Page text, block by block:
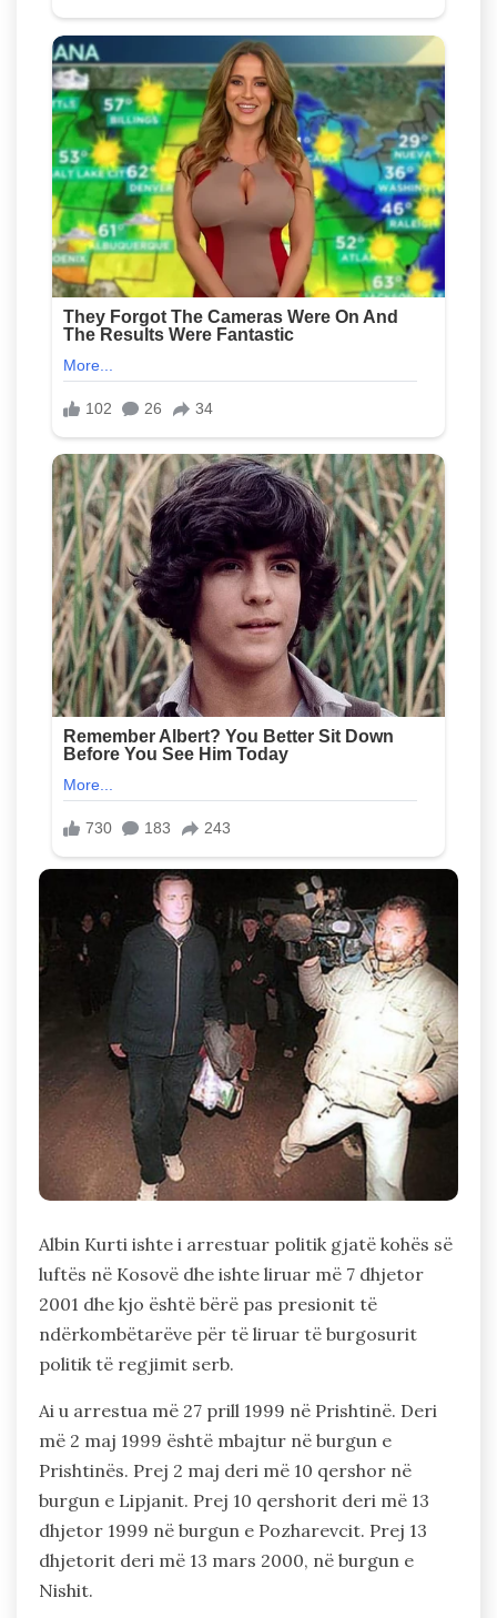
Albin Kurti ishte i arrestuar politik gjatë kohës së
luftës në Kosovë dhe ishte liruar më 7 dhjetor
2001 dhe kjo është bërë pas presionit të
ndërkombëtarëve për të liruar të burgosurit
politik të regjimit serb.
Ai u arrestua më 27 prill 1999 në Prishtinë. Deri
më 2 maj 1999 është mbajtur në burgun e
Prishtinës. Prej 2 maj deri më 10 qershor në
burgun e Lipjanit. Prej 10 qershorit deri më 13
dhjetor 1999 në burgun e Pozharevcit. Prej 13
dhjetorit deri më 13 mars 2000, në burgun e
Nishit.